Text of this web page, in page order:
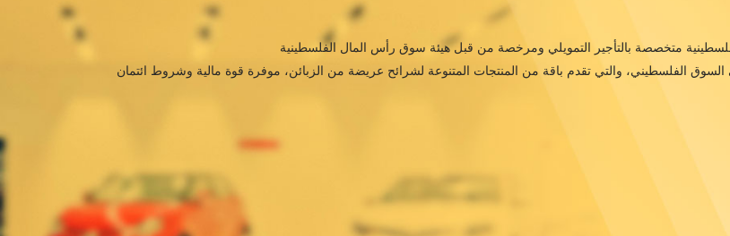
الفلسطيني، والتي تقدم باقة من المنتجات المتنوعة لشرائح عريضة من الزبائن، موفرة قوة مالية وشروط ائتمان